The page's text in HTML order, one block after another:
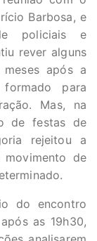
Barbosa, e
policiais e
rever alguns
após a
para
Mas, na
de festas de
rejeitou a
de
do encontro
as 19h30,